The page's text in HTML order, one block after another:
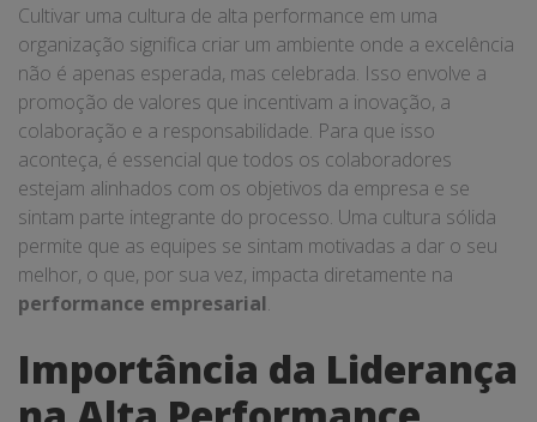
Cultivar uma cultura de alta performance em uma
organização significa criar um ambiente onde a excelência
não é apenas esperada, mas celebrada. Isso envolve a
promoção de valores que incentivam a inovação, a
colaboração e a responsabilidade. Para que isso
aconteça, é essencial que todos os colaboradores
estejam alinhados com os objetivos da empresa e se
sintam parte integrante do processo. Uma cultura sólida
permite que as equipes se sintam motivadas a dar o seu
melhor, o que, por sua vez, impacta diretamente na
performance empresarial.
Importância da Liderança